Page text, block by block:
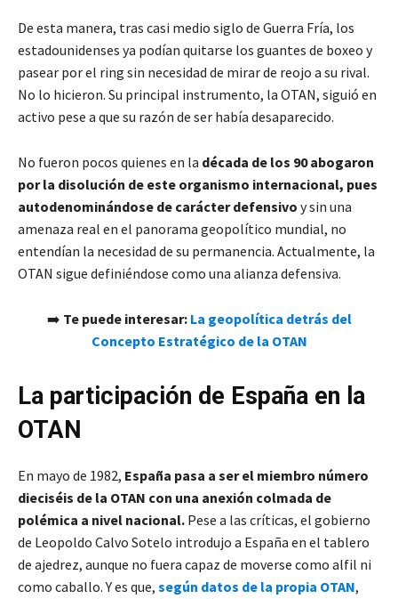
De esta manera, tras casi medio siglo de Guerra Fría, los
estadounidenses ya podían quitarse los guantes de boxeo y
pasear por el ring sin necesidad de mirar de reojo a su rival.
No lo hicieron. Su principal instrumento, la OTAN, siguió en
activo pese a que su razón de ser había desaparecido.
No fueron pocos quienes en la década de los 90 abogaron
por la disolución de este organismo internacional, pues
autodenominándose de carácter defensivo y sin una
amenaza real en el panorama geopolítico mundial, no
entendían la necesidad de su permanencia. Actualmente, la
OTAN sigue definiéndose como una alianza defensiva.
➡️ Te puede interesar: La geopolítica detrás del
Concepto Estratégico de la OTAN
La participación de España en la
OTAN
En mayo de 1982, España pasa a ser el miembro número
dieciséis de la OTAN con una anexión colmada de
polémica a nivel nacional. Pese a las críticas, el gobierno
de Leopoldo Calvo Sotelo introdujo a España en el tablero
de ajedrez, aunque no fuera capaz de moverse como alfil ni
como caballo. Y es que, según datos de la propia OTAN,